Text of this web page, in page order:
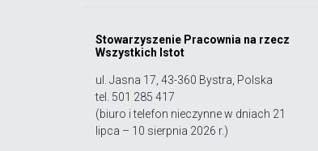
Stowarzyszenie Pracownia na rzecz
Wszystkich Istot
ul. Jasna 17, 43-360 Bystra, Polska
tel. 501 285 417
(biuro i telefon nieczynne w dniach 21
lipca – 10 sierpnia 2026 r.)